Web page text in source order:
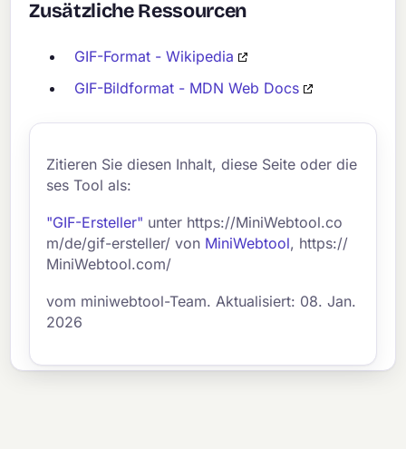
Zusätzliche Ressourcen
GIF-Format - Wikipedia
GIF-Bildformat - MDN Web Docs
Zitieren Sie diesen Inhalt, diese Seite oder die
ses Tool als:
"GIF-Ersteller" unter https://MiniWebtool.co
m/de/gif-ersteller/ von MiniWebtool, https://
MiniWebtool.com/
vom miniwebtool-Team. Aktualisiert: 08. Jan.
2026